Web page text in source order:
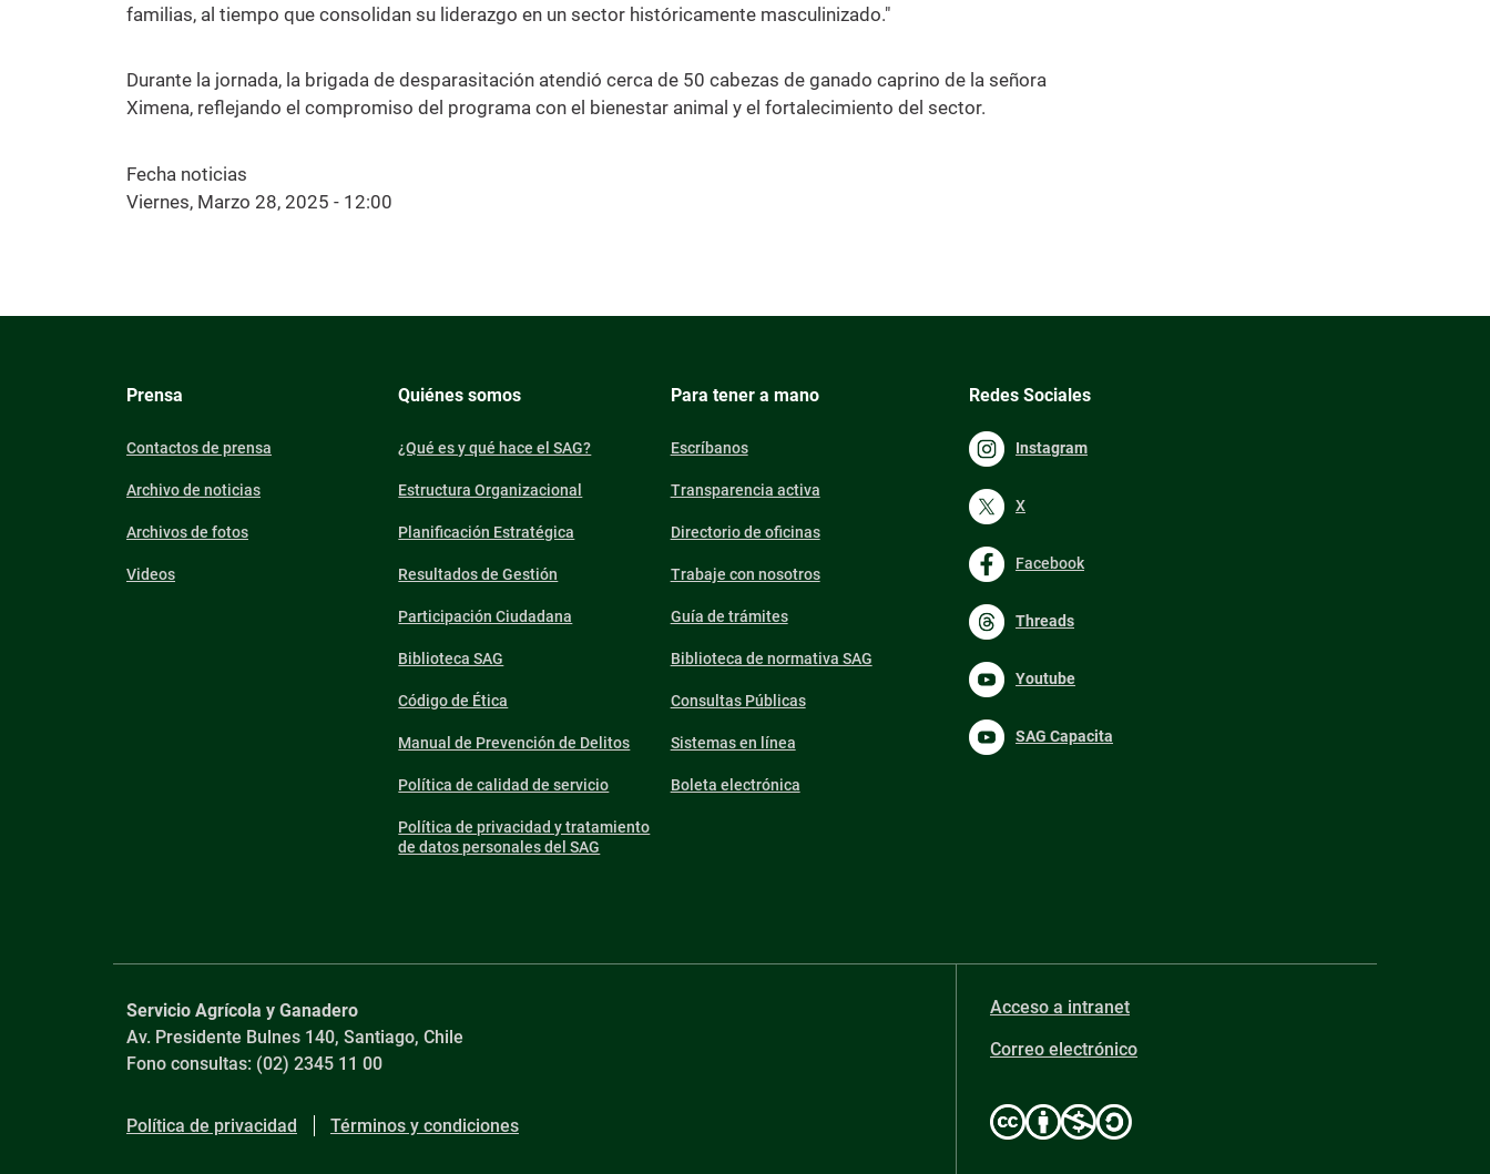
familias, al tiempo que consolidan su liderazgo en un sector históricamente masculinizado."
Durante la jornada, la brigada de desparasitación atendió cerca de 50 cabezas de ganado caprino de la señora
Ximena, reflejando el compromiso del programa con el bienestar animal y el fortalecimiento del sector.
Fecha noticias
Viernes, Marzo 28, 2025 - 12:00
Prensa
Contactos de prensa
Archivo de noticias
Archivos de fotos
Videos
Quiénes somos
¿Qué es y qué hace el SAG?
Estructura Organizacional
Planificación Estratégica
Resultados de Gestión
Participación Ciudadana
Biblioteca SAG
Código de Ética
Manual de Prevención de Delitos
Política de calidad de servicio
Política de privacidad y tratamiento
de datos personales del SAG
Para tener a mano
Escríbanos
Transparencia activa
Directorio de oficinas
Trabaje con nosotros
Guía de trámites
Biblioteca de normativa SAG
Consultas Públicas
Sistemas en línea
Boleta electrónica
Redes Sociales
Instagram
X
Facebook
Threads
Youtube
SAG Capacita
Servicio Agrícola y Ganadero
Av. Presidente Bulnes 140, Santiago, Chile
Fono consultas: (02) 2345 11 00
Política de privacidad Términos y condiciones
Acceso a intranet
Correo electrónico